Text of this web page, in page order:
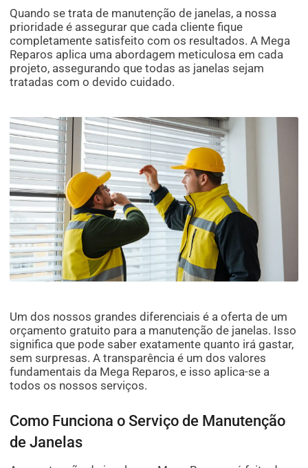
Quando se trata de manutenção de janelas, a nossa
prioridade é assegurar que cada cliente fique
completamente satisfeito com os resultados. A Mega
Reparos aplica uma abordagem meticulosa em cada
projeto, assegurando que todas as janelas sejam
tratadas com o devido cuidado.
Um dos nossos grandes diferenciais é a oferta de um
orçamento gratuito para a manutenção de janelas. Isso
significa que pode saber exatamente quanto irá gastar,
sem surpresas. A transparência é um dos valores
fundamentais da Mega Reparos, e isso aplica-se a
todos os nossos serviços.
Como Funciona o Serviço de Manutenção
de Janelas